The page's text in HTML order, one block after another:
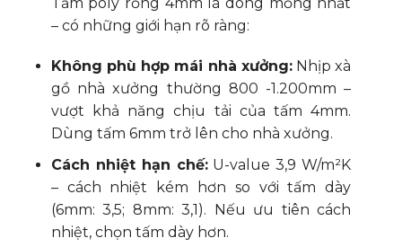
– có những giới hạn rõ ràng:
Không phù hợp mái nhà xưởng:Nhịp xà
gồ nhà xưởng thường 800 -1.200mm –
vượt khả năng chịu tải của tấm 4mm.
Dùng tấm 6mm trở lên cho nhà xưởng.
Cách nhiệt hạn chế:U-value 3,9 W/m²K
– cách nhiệt kém hơn so với tấm dày
(6mm: 3,5; 8mm: 3,1). Nếu ưu tiên cách
nhiệt, chọn tấm dày hơn.